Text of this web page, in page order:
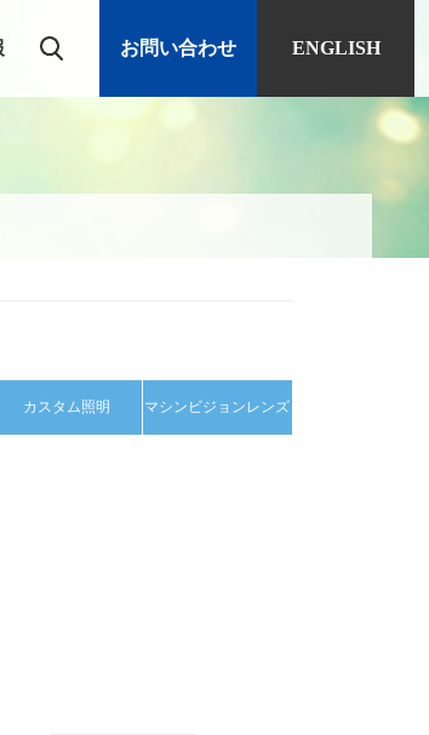
お問い合わせ ENGLISH
カスタム照明 マシンビジョンレンズ